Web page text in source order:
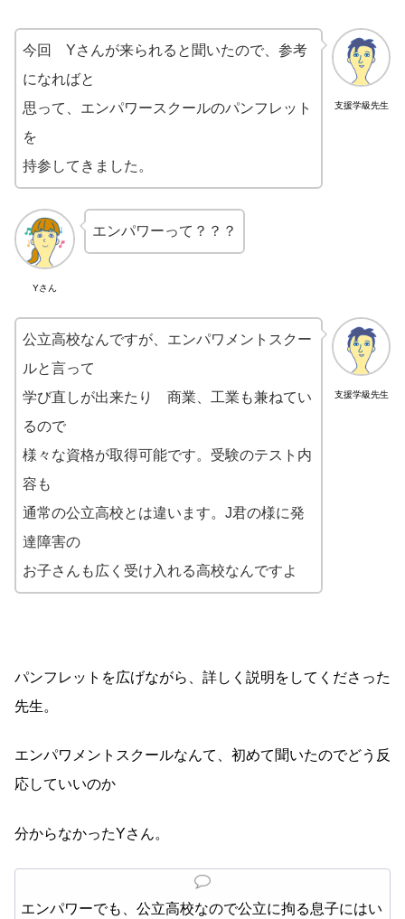
支援学級先生
今回 Yさんが来られると聞いたので、参考
になればと
思って、エンパワースクールのパンフレット
を
持参してきました。
Yさん
エンパワーって？？？
支援学級先生
公立高校なんですが、エンパワメントスクー
ルと言って
学び直しが出来たり 商業、工業も兼ねてい
るので
様々な資格が取得可能です。受験のテスト内
容も
通常の公立高校とは違います。J君の様に発
達障害の
お子さんも広く受け入れる高校なんですよ
パンフレットを広げながら、詳しく説明をしてくださった
先生。
エンパワメントスクールなんて、初めて聞いたのでどう反
応していいのか
分からなかったYさん。
エンパワーでも、公立高校なので公立に拘る息子にはい